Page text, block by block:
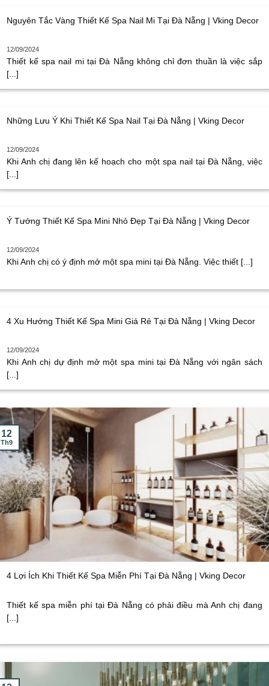
Nguyên Tắc Vàng Thiết Kế Spa Nail Mi Tại Đà Nẵng | Vking Decor
12/09/2024
Thiết kế spa nail mi tại Đà Nẵng không chỉ đơn thuần là việc sắp
[...]
Những Lưu Ý Khi Thiết Kế Spa Nail Tại Đà Nẵng | Vking Decor
12/09/2024
Khi Anh chị đang lên kế hoạch cho một spa nail tại Đà Nẵng, việc
[...]
Ý Tưởng Thiết Kế Spa Mini Nhỏ Đẹp Tại Đà Nẵng | Vking Decor
12/09/2024
Khi Anh chị có ý định mở một spa mini tại Đà Nẵng. Việc thiết [...]
4 Xu Hướng Thiết Kế Spa Mini Giá Rẻ Tại Đà Nẵng | Vking Decor
12/09/2024
Khi Anh chị dự định mở một spa mini tại Đà Nẵng với ngân sách
[...]
4 Lợi Ích Khi Thiết Kế Spa Miễn Phí Tại Đà Nẵng | Vking Decor
Thiết kế spa miễn phí tại Đà Nẵng có phải điều mà Anh chị đang
[...]
12
Th9